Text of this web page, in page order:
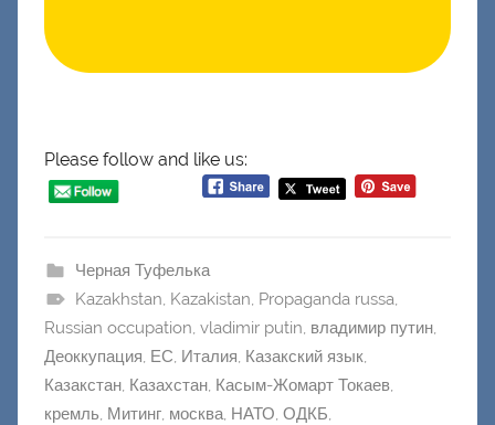
Please follow and like us:
Черная Туфелька
Kazakhstan, Kazakistan, Propaganda russa,
Russian occupation, vladimir putin, владимир путин,
Деоккупация, ЕС, Италия, Казакский язык,
Казакстан, Казахстан, Касым-Жомарт Токаев,
кремль, Митинг, москва, НАТО, ОДКБ,